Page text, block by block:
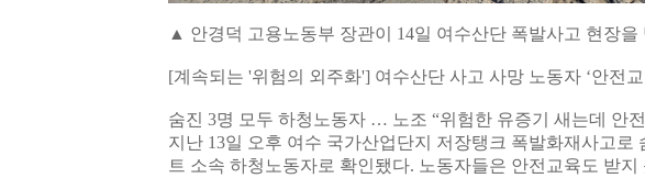
▲ 안경덕 고용노동부 장관이 14일 여수산단 폭발사고 현장을
[계속되는 '위험의 외주화'] 여수산단 사고 사망 노동자 ‘안전
숨진 3명 모두 하청노동자 … 노조 “위험한 유증기 새는데 안
지난 13일 오후 여수 국가산업단지 저장탱크 폭발화재사고로
트 소속 하청노동자로 확인됐다. 노동자들은 안전교육도 받